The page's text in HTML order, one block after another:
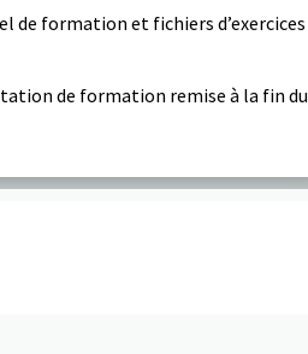
de formation et fichiers d’exercices
de formation remise à la fin du